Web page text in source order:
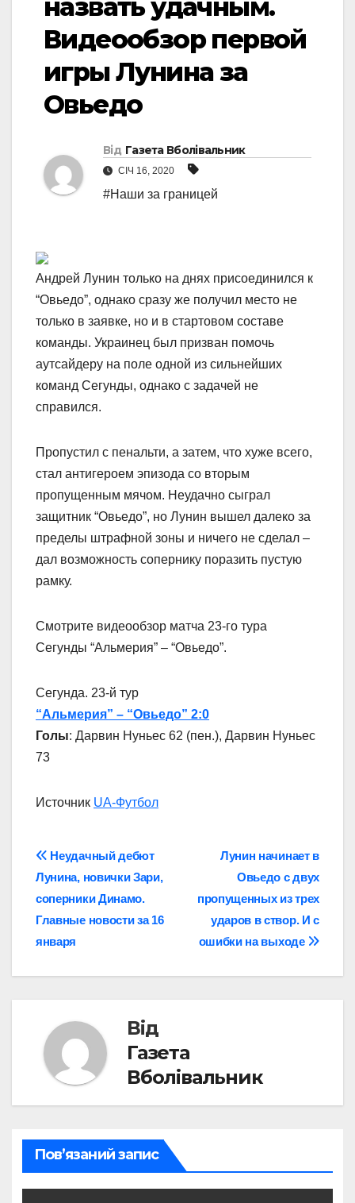
назвать удачным.
Видеообзор первой
игры Лунина за
Овьедо
Від Газета Вболівальник
СІЧ 16, 2020
#Наши за границей
Андрей Лунин только на днях присоединился к
“Овьедо”, однако сразу же получил место не
только в заявке, но и в стартовом составе
команды. Украинец был призван помочь
аутсайдеру на поле одной из сильнейших
команд Сегунды, однако с задачей не
справился.
Пропустил с пенальти, а затем, что хуже всего,
стал антигероем эпизода со вторым
пропущенным мячом. Неудачно сыграл
защитник “Овьедо”, но Лунин вышел далеко за
пределы штрафной зоны и ничего не сделал –
дал возможность сопернику поразить пустую
рамку.
Смотрите видеообзор матча 23-го тура
Сегунды “Альмерия” – “Овьедо”.
Сегунда. 23-й тур
“Альмерия” – “Овьедо” 2:0
Голы: Дарвин Нуньес 62 (пен.), Дарвин Нуньес
73
Источник UA-Футбол
Навігація
записів
Лунин начинает в
Овьедо с двух
пропущенных из трех
ударов в створ. И с
ошибки на выходе
Неудачный дебют
Лунина, новички Зари,
соперники Динамо.
Главные новости за 16
января
Від
Газета
Вболівальник
Пов’язаний запис